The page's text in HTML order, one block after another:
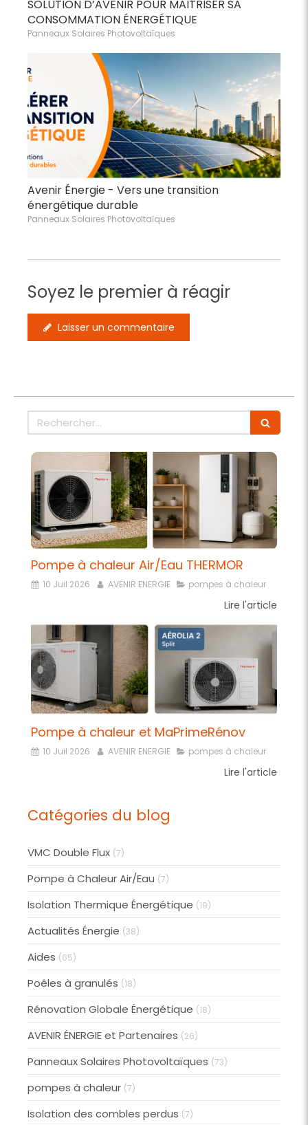
SOLUTION D’AVENIR POUR MAÎTRISER SA
CONSOMMATION ÉNERGÉTIQUE
Panneaux Solaires Photovoltaïques
Avenir Énergie - Vers une transition
énergétique durable
Panneaux Solaires Photovoltaïques
Soyez le premier à réagir
Laisser un commentaire
Rechercher
Pompe à chaleur Air/Eau THERMOR
10 Juil 2026 AVENIR ENERGIE pompes à chaleur
Lire l'article
Pompe à chaleur et MaPrimeRénov
10 Juil 2026 AVENIR ENERGIE pompes à chaleur
Lire l'article
Catégories du blog
VMC Double Flux (7)
Pompe à Chaleur Air/Eau (7)
Isolation Thermique Énergétique (19)
Actualités Énergie (38)
Aides (65)
Poêles à granulés (18)
Rénovation Globale Énergétique (18)
AVENIR ÉNERGIE et Partenaires (26)
Panneaux Solaires Photovoltaïques (73)
pompes à chaleur (7)
Isolation des combles perdus (7)